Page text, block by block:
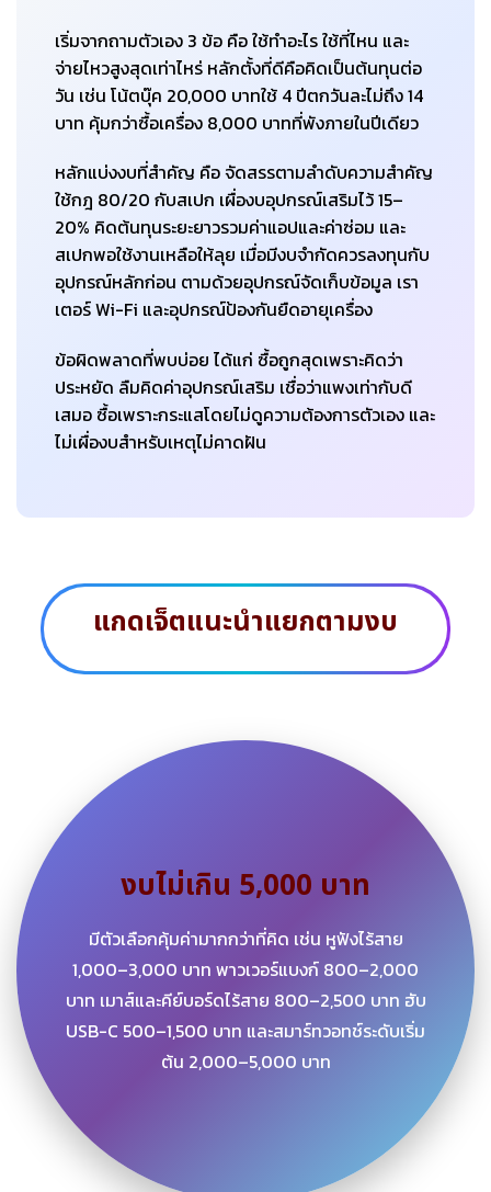
เริ่มจากถามตัวเอง 3 ข้อ คือ ใช้ทำอะไร ใช้ที่ไหน และ
จ่ายไหวสูงสุดเท่าไหร่ หลักตั้งที่ดีคือคิดเป็นต้นทุนต่อ
วัน เช่น โน้ตบุ๊ค 20,000 บาทใช้ 4 ปีตกวันละไม่ถึง 14
บาท คุ้มกว่าซื้อเครื่อง 8,000 บาทที่พังภายในปีเดียว
หลักแบ่งงบที่สำคัญ คือ จัดสรรตามลำดับความสำคัญ
ใช้กฎ 80/20 กับสเปก เผื่องบอุปกรณ์เสริมไว้ 15–
20% คิดต้นทุนระยะยาวรวมค่าแอปและค่าซ่อม และ
สเปกพอใช้งานเหลือให้ลุย เมื่อมีงบจำกัดควรลงทุนกับ
อุปกรณ์หลักก่อน ตามด้วยอุปกรณ์จัดเก็บข้อมูล เรา
เตอร์ Wi-Fi และอุปกรณ์ป้องกันยืดอายุเครื่อง
ข้อผิดพลาดที่พบบ่อย ได้แก่ ซื้อถูกสุดเพราะคิดว่า
ประหยัด ลืมคิดค่าอุปกรณ์เสริม เชื่อว่าแพงเท่ากับดี
เสมอ ซื้อเพราะกระแสโดยไม่ดูความต้องการตัวเอง และ
ไม่เผื่องบสำหรับเหตุไม่คาดฝัน
แกดเจ็ตแนะนำแยกตามงบ
งบไม่เกิน 5,000 บาท
มีตัวเลือกคุ้มค่ามากกว่าที่คิด เช่น หูฟังไร้สาย
1,000–3,000 บาท พาวเวอร์แบงก์ 800–2,000
บาท เมาส์และคีย์บอร์ดไร้สาย 800–2,500 บาท ฮับ
USB-C 500–1,500 บาท และสมาร์ทวอทช์ระดับเริ่ม
ต้น 2,000–5,000 บาท